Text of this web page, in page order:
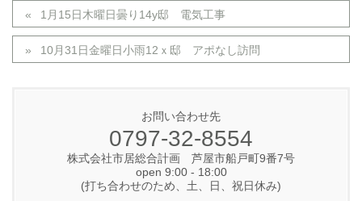
1月15日木曜日曇り14y邸 電気工事
10月31日金曜日小雨12ｘ邸 アポなし訪問
お問い合わせ先
0797-32-8554
株式会社市居総合計画 芦屋市船戸町9番7号
open 9:00 - 18:00
(打ち合わせのため、土、日、祝日休み)